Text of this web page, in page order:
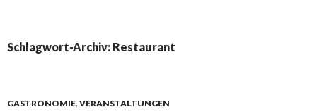
Schlagwort-Archiv: Restaurant
GASTRONOMIE, VERANSTALTUNGEN